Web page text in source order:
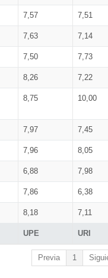
UPE URI
7,57 7,51
7,63 7,14
7,50 7,73
8,26 7,22
8,75 10,00
7,97 7,45
7,96 8,05
6,88 7,98
7,86 6,38
8,18 7,11
Previa 1